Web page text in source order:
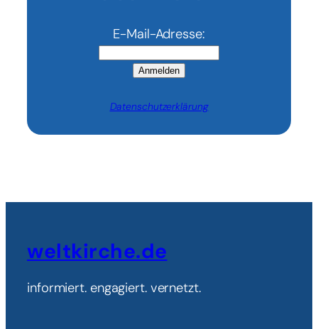
E-Mail-Adresse:
Anmelden
Datenschutzerklärung
weltkirche.de
informiert. engagiert. vernetzt.